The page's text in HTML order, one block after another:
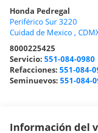
Honda Pedregal
Periférico Sur 3220
Cuidad de Mexico ,
8000225425
Servicio: 551-084-0980
Refacciones: 551-084-
Seminuevos: 551-084-
Información del